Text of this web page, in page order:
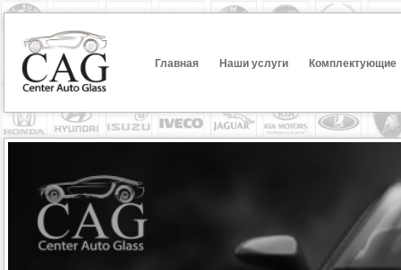
Главная Наши услуги Комплектующие